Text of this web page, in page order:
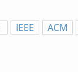
IEEE ACM